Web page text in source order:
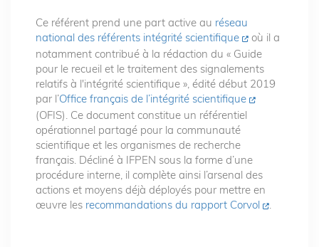
Ce référent prend une part active au réseau
national des référents intégrité scientifique
où il a
notamment contribué à la rédaction du « Guide
pour le recueil et le traitement des signalements
relatifs à l'intégrité scientifique », édité début 2019
par l’Office français de l’intégrité scientifique
(OFIS). Ce document constitue un référentiel
opérationnel partagé pour la communauté
scientifique et les organismes de recherche
français. Décliné à IFPEN sous la forme d’une
procédure interne, il complète ainsi l’arsenal des
actions et moyens déjà déployés pour mettre en
œuvre les recommandations du rapport Corvol .